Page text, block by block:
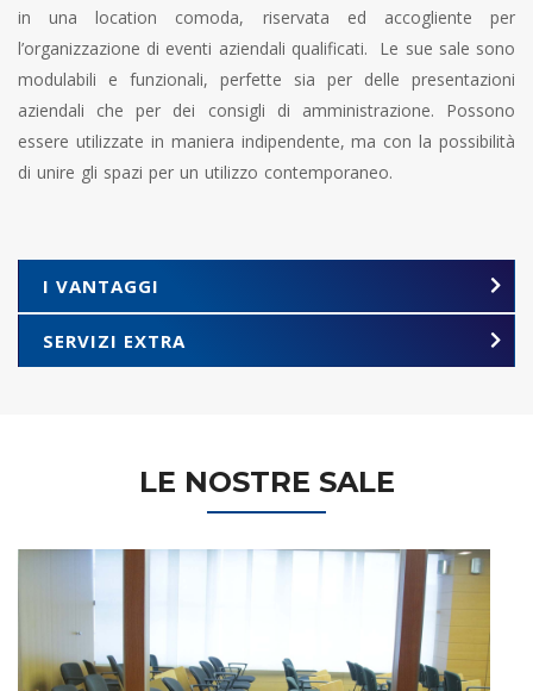
in una location comoda, riservata ed accogliente per
l’organizzazione di eventi aziendali qualificati. Le sue sale sono
modulabili e funzionali, perfette sia per delle presentazioni
aziendali che per dei consigli di amministrazione. Possono
essere utilizzate in maniera indipendente, ma con la possibilità
di unire gli spazi per un utilizzo contemporaneo.
I VANTAGGI
SERVIZI EXTRA
LE NOSTRE SALE